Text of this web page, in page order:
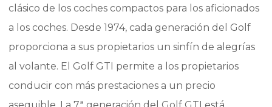
GTI
cantidad
clásico de los coches compactos para los aficionados
a los coches. Desde 1974, cada generación del Golf
proporciona a sus propietarios un sinfín de alegrías
al volante. El Golf GTI permite a los propietarios
conducir con más prestaciones a un precio